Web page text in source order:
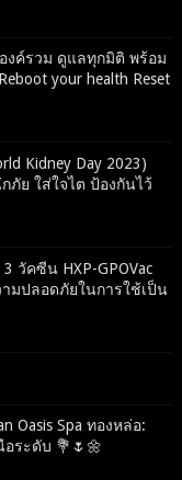
งค์รวม ดูแลทุกมิติ พร้อม
your health Reset
Kidney Day 2023)
ภัย ใส่ใจไต ป้องกันไว้
วัคซีน HXP-GPOVac
มปลอดภัยในการใช้เป็น
Oasis Spa ทองหล่อ:
ระดับ 💐🌷🌼